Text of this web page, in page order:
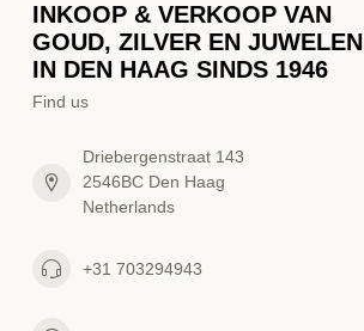
INKOOP & VERKOOP VAN
GOUD, ZILVER EN JUWELEN
IN DEN HAAG SINDS 1946
Find us
Driebergenstraat 143
2546BC Den Haag
Netherlands
+31 703294943